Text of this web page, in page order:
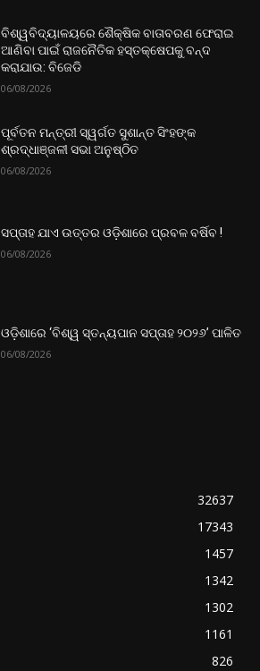
ବିଶ୍ୱବିଦ୍ୟାଳୟରେ ଶୈକ୍ଷିକ ବାତାବରଣ ଫେରାଇ
ଆଣିବା ପାଇଁ ରାଜନୈତିକ ହସ୍ତକ୍ଷେପକୁ ବନ୍ଦ
କରାଯାଉ: ବିଜେଡି
06/08/2026
ପୂର୍ବତନ ମନ୍ତ୍ରୀ ସ୍ୱର୍ଗତ ସୁଶାନ୍ତ ସିଂହଙ୍କ
ଶ୍ରଦ୍ଧାଞ୍ଜଳୀ ସଭା ଅନୁଷ୍ଠିତ
06/08/2026
ସପ୍ତାହ ଯାଏ ଉତ୍ତର‌ ଓଡ଼ିଶାରେ ପ୍ରବଳ ବର୍ଷିବ !
06/08/2026
ଓଡ଼ିଶାରେ ‘ବିଶ୍ୱ ସ୍ତନ୍ୟପାନ ସପ୍ତାହ ୨୦୨୬’ ପାଳିତ
06/08/2026
32637
17343
1457
1342
1302
1161
826